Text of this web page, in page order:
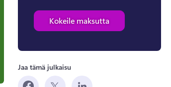
Kokeile maksutta
Jaa tämä julkaisu